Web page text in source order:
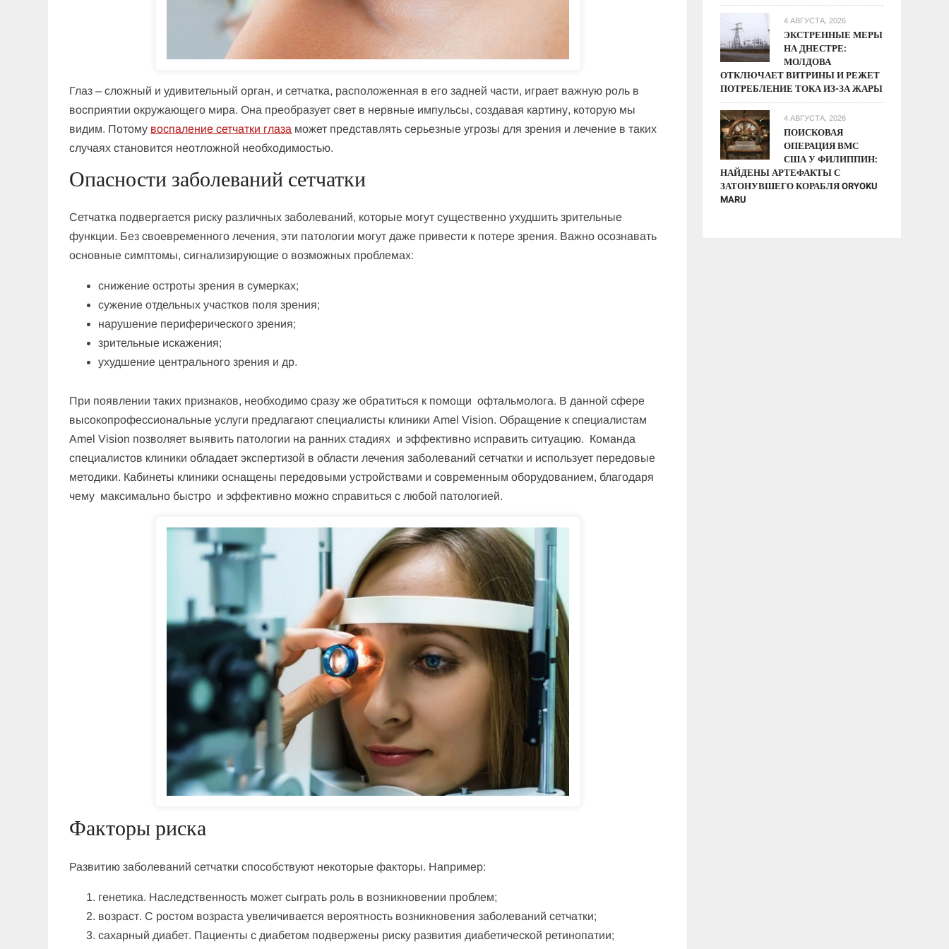
Глаз – сложный и удивительный орган, и сетчатка, расположенная в его задней части, играет важную роль в
восприятии окружающего мира. Она преобразует свет в нервные импульсы, создавая картину, которую мы
видим. Потому воспаление сетчатки глаза может представлять серьезные угрозы для зрения и лечение в таких
случаях становится неотложной необходимостью.
Опасности заболеваний сетчатки
Сетчатка подвергается риску различных заболеваний, которые могут существенно ухудшить зрительные
функции. Без своевременного лечения, эти патологии могут даже привести к потере зрения. Важно осознавать
основные симптомы, сигнализирующие о возможных проблемах:
снижение остроты зрения в сумерках;
сужение отдельных участков поля зрения;
нарушение периферического зрения;
зрительные искажения;
ухудшение центрального зрения и др.
При появлении таких признаков, необходимо сразу же обратиться к помощи офтальмолога. В данной сфере
высокопрофессиональные услуги предлагают специалисты клиники Amel Vision. Обращение к специалистам
Amel Vision позволяет выявить патологии на ранних стадиях и эффективно исправить ситуацию. Команда
специалистов клиники обладает экспертизой в области лечения заболеваний сетчатки и использует передовые
методики. Кабинеты клиники оснащены передовыми устройствами и современным оборудованием, благодаря
чему максимально быстро и эффективно можно справиться с любой патологией.
Факторы риска
Развитию заболеваний сетчатки способствуют некоторые факторы. Например:
генетика. Наследственность может сыграть роль в возникновении проблем;
возраст. С ростом возраста увеличивается вероятность возникновения заболеваний сетчатки;
сахарный диабет. Пациенты с диабетом подвержены риску развития диабетической ретинопатии;
4 АВГУСТА, 2026
ЭКСТРЕННЫЕ МЕРЫ
НА ДНЕСТРЕ:
МОЛДОВА
ОТКЛЮЧАЕТ ВИТРИНЫ И РЕЖЕТ
ПОТРЕБЛЕНИЕ ТОКА ИЗ-ЗА ЖАРЫ
4 АВГУСТА, 2026
ПОИСКОВАЯ
ОПЕРАЦИЯ ВМС
США У ФИЛИППИН:
НАЙДЕНЫ АРТЕФАКТЫ С
ЗАТОНУВШЕГО КОРАБЛЯ ORYOKU
MARU